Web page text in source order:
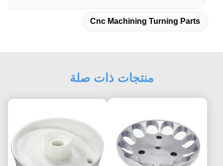
Cnc Machining Turning Parts
منتجات ذات صلة